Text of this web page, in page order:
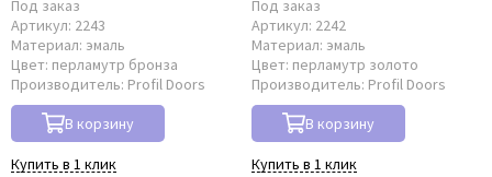
Под заказ
Артикул: 2243
Материал: эмаль
Цвет: перламутр бронза
Производитель: Profil Doors
В корзину
Купить в 1 клик
Под заказ
Артикул: 2242
Материал: эмаль
Цвет: перламутр золото
Производитель: Profil Doors
В корзину
Купить в 1 клик